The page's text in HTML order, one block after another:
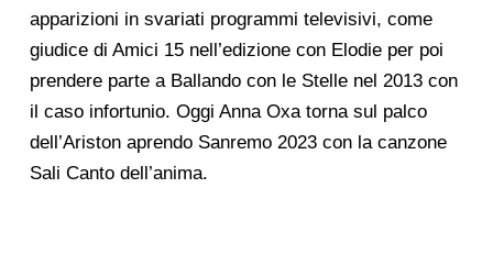
apparizioni in svariati programmi televisivi, come
giudice di Amici 15 nell’edizione con Elodie per poi
prendere parte a Ballando con le Stelle nel 2013 con
il caso infortunio. Oggi Anna Oxa torna sul palco
dell’Ariston aprendo Sanremo 2023 con la canzone
Sali Canto dell’anima.